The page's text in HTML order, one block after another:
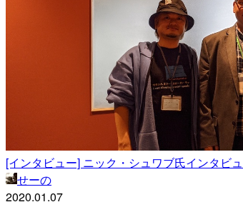
[インタビュー] ニック・シュワブ氏インタビ
せーの
2020.01.07